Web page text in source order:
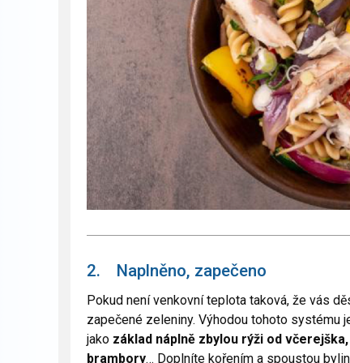
2. Naplněno, zapečeno
Pokud není venkovní teplota taková, že vás
zapečené zeleniny. Výhodou tohoto systému
jako základ náplně zbylou rýži od
brambory… Doplníte kořením a spoustou